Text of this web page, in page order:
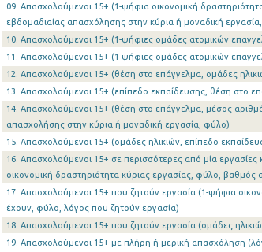
09. Απασχολούμενοι 15+ (1-ψήφια οικονομική
εβδομαδιαίας απασχόλησης στην κύρια ή μοναδική
10. Απασχολούμενοι 15+ (1-ψήφιες ομάδες ατομικών
11. Απασχολούμενοι 15+ (1-ψήφιες ομάδες ατομικών
12. Απασχολούμενοι 15+ (θέση στο επάγγελμα, ομάδες
13. Απασχολούμενοι 15+ (επίπεδο εκπαίδευσης, θέση στο
14. Απασχολούμενοι 15+ (θέση στο επάγγελμα, μέσος
απασχολήσης στην κύρια ή μοναδική εργασία, φύλο)
15. Απασχολούμενοι 15+ (ομάδες ηλικιών, επίπεδο
16. Απασχολούμενοι 15+ σε περισσότερες από μία
οικονομική δραστηριότητα κύριας εργασίας, φύλο, βαθμός
17. Απασχολούμενοι 15+ που ζητούν εργασία (1-ψήφια
έχουν, φύλο, λόγος που ζητούν εργασία)
18. Απασχολούμενοι 15+ που ζητούν εργασία (ομάδες
19. Απασχολούμενοι 15+ με πλήρη ή μερική απασχόληση